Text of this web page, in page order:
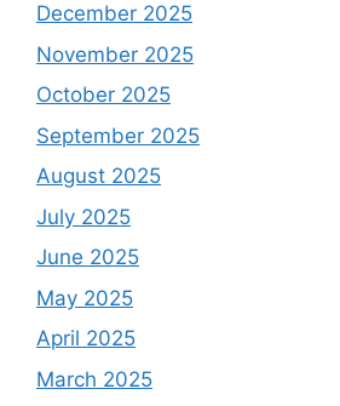
December 2025
November 2025
October 2025
September 2025
August 2025
July 2025
June 2025
May 2025
April 2025
March 2025